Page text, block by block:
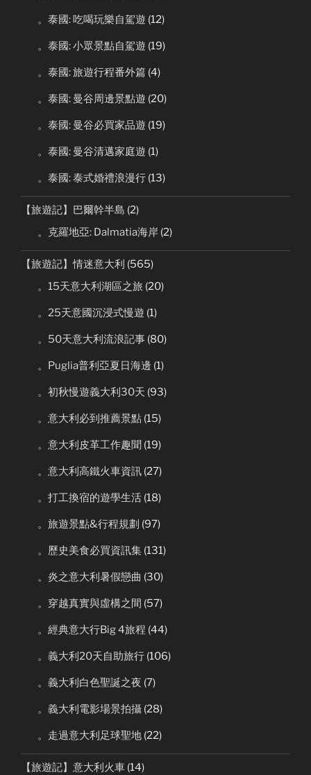
。泰國: 吃喝玩樂自駕遊 (12)
。泰國: 小眾景點自駕遊 (19)
。泰國: 旅遊行程番外篇 (4)
。泰國: 曼谷周邊景點遊 (20)
。泰國: 曼谷必買家品遊 (19)
。泰國: 曼谷清邁家庭遊 (1)
。泰國: 泰式婚禮浪漫行 (13)
【旅遊記】巴爾幹半島 (2)
。克羅地亞: Dalmatia海岸 (2)
【旅遊記】情迷意大利 (565)
。15天意大利湖區之旅 (20)
。25天意國沉浸式慢遊 (1)
。50天意大利流浪記事 (80)
。Puglia普利亞夏日海邊 (1)
。初秋慢遊義大利30天 (93)
。意大利必到推薦景點 (15)
。意大利皮革工作趣聞 (19)
。意大利高鐵火車資訊 (27)
。打工換宿的遊學生活 (18)
。旅遊景點&行程規劃 (97)
。歷史美食必買資訊集 (131)
。炎之意大利暑假戀曲 (30)
。穿越真實與虛構之間 (57)
。經典意大行Big 4旅程 (44)
。義大利20天自助旅行 (106)
。義大利白色聖誕之夜 (7)
。義大利電影場景拍攝 (28)
。走過意大利足球聖地 (22)
【旅遊記】意大利火車 (14)